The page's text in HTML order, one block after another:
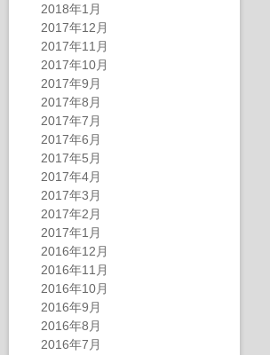
2018年1月
2017年12月
2017年11月
2017年10月
2017年9月
2017年8月
2017年7月
2017年6月
2017年5月
2017年4月
2017年3月
2017年2月
2017年1月
2016年12月
2016年11月
2016年10月
2016年9月
2016年8月
2016年7月